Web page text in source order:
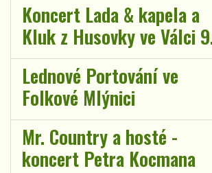
Koncert Lada & kapela a
Kluk z Husovky ve Válci
Lednové Portování ve
Folkové Mlýnici
Mr. Country a hosté -
koncert Petra Kocmana